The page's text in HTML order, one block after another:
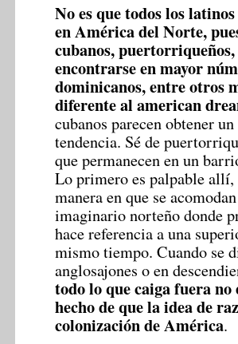
No es que todos los
en América del Norte,
cubanos,
encontrarse en mayor
dominicanos, entre otros
diferente al american
cubanos parecen obtener
tendencia. Sé de
que permanecen en un
Lo primero es palpable allí,
manera en que se
imaginario norteño donde
hace referencia a una
mismo tiempo. Cuando se
anglosajones o en
todo lo que caiga fuera no
hecho de que la idea de
colonización de América.